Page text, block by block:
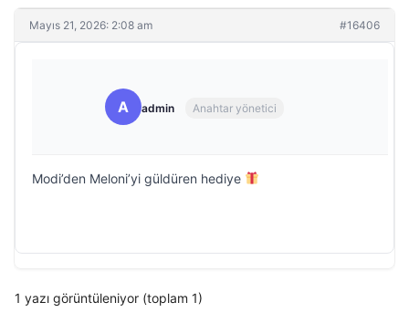
Mayıs 21, 2026: 2:08 am #16406
A admin Anahtar yönetici
Modi’den Meloni’yi güldüren hediye
1 yazı görüntüleniyor (toplam 1)